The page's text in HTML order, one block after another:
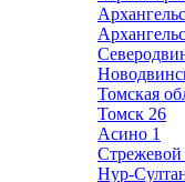
Томская
Томск 26
Асино 1
Стрежевой
Нур-